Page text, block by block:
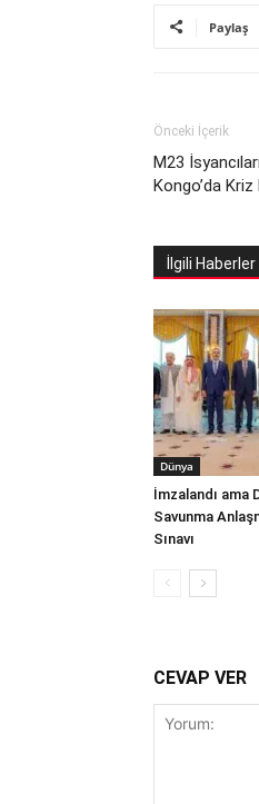
Paylaş
Önceki İçerik
M23
Kongo’da
İlgili Haberler
Dünya
İmzalandı ama
Savunma
Sınavı
CEVAP VER